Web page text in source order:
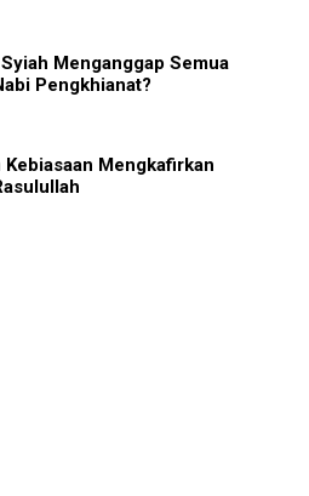
Menganggap Semua
Pengkhianat?
Kebiasaan Mengkafirkan